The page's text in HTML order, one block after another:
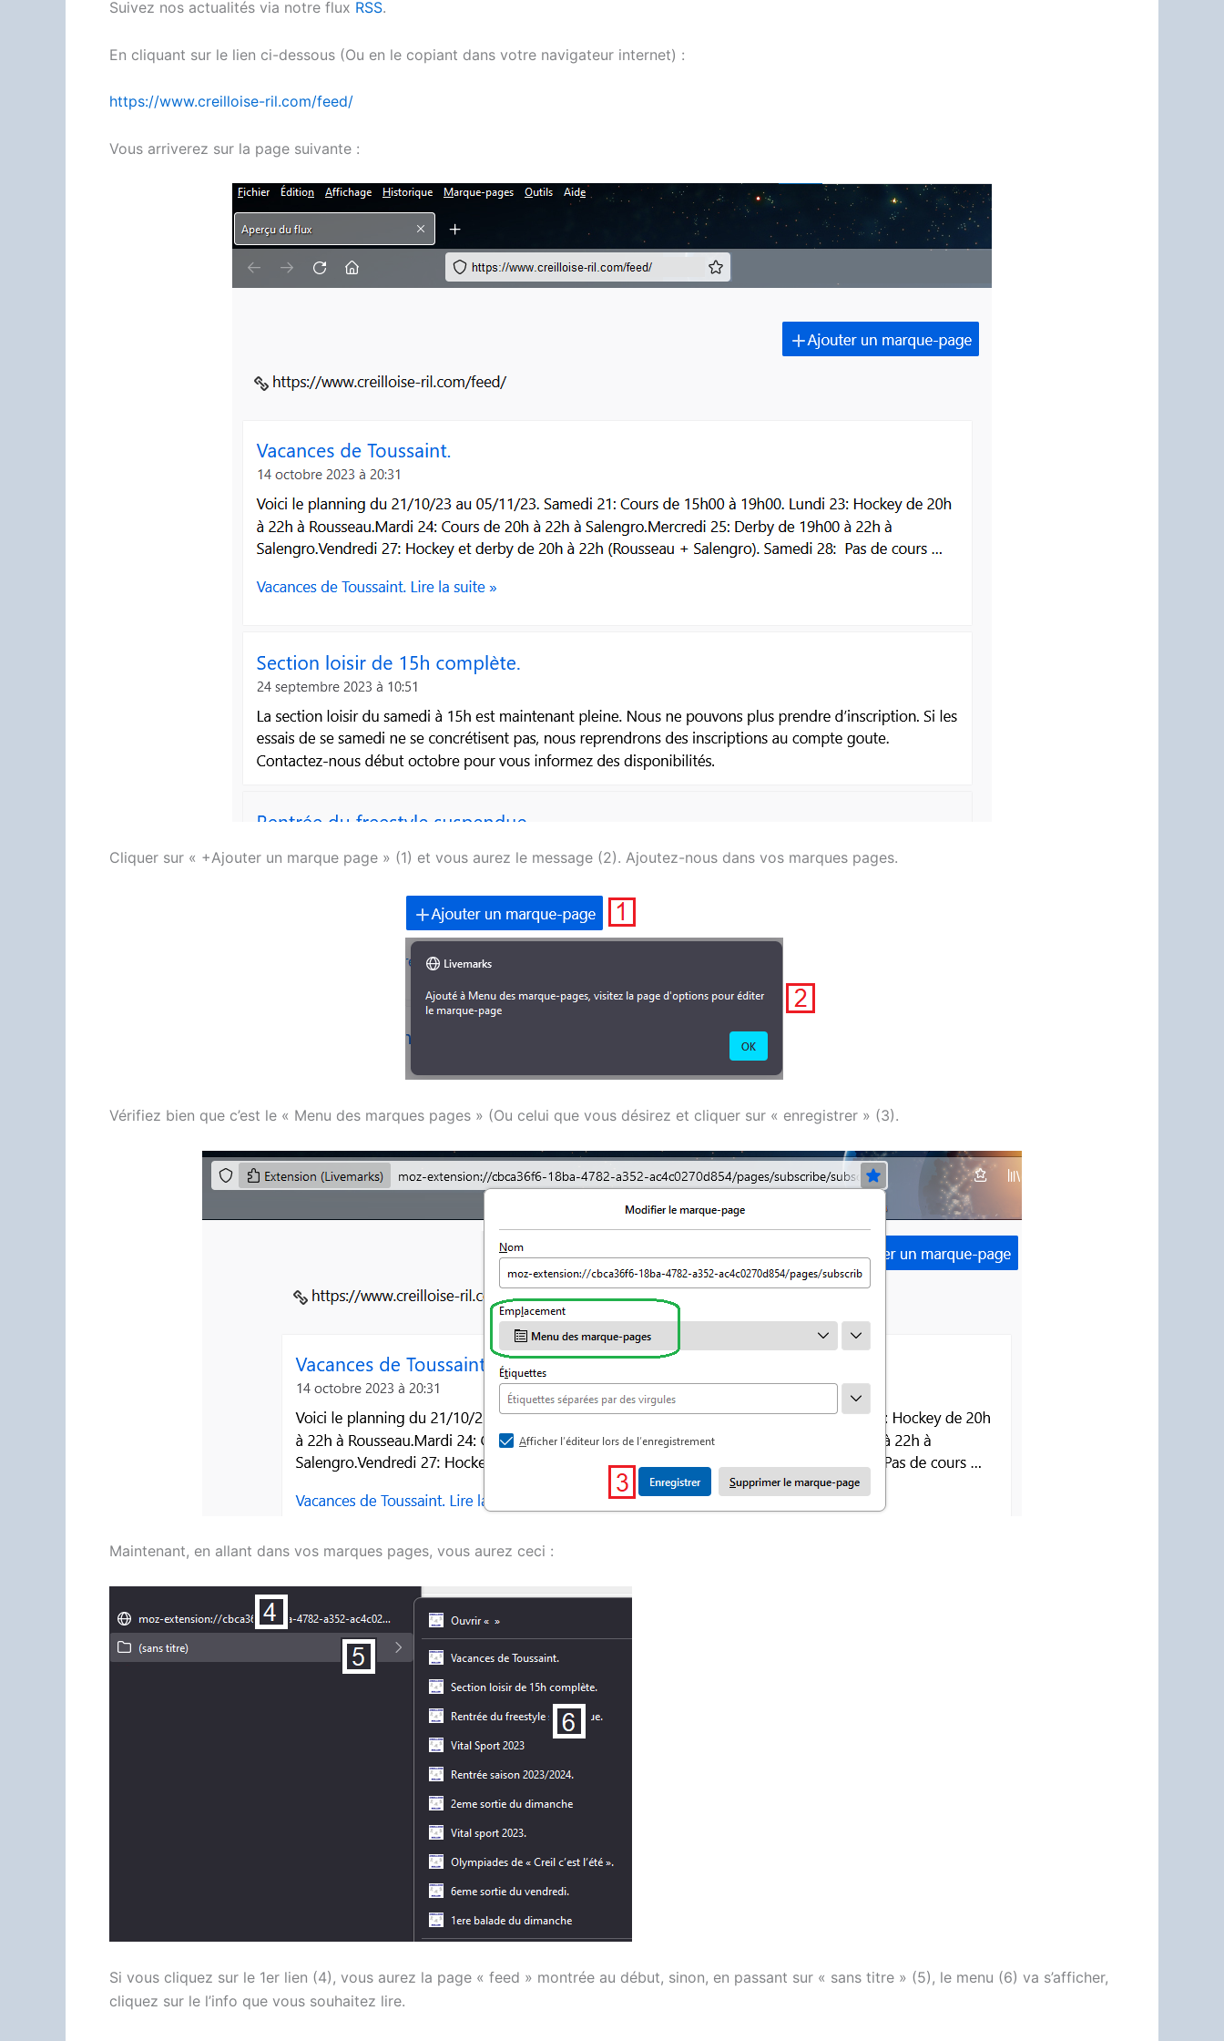
Suivez nos actualités via notre flux RSS.
En cliquant sur le lien ci-dessous (Ou en le copiant dans votre navigateur internet) :
https://www.creilloise-ril.com/feed/
Vous arriverez sur la page suivante :
Cliquer sur « +Ajouter un marque page » (1) et vous aurez le message (2). Ajoutez-nous dans vos marques pages.
Vérifiez bien que c’est le « Menu des marques pages » (Ou celui que vous désirez et cliquer sur « enregistrer » (3).
Maintenant, en allant dans vos marques pages, vous aurez ceci :
Si vous cliquez sur le 1er lien (4), vous aurez la page « feed » montrée au début, sinon, en passant sur « sans titre » (5), le menu (6) va s’afficher,
cliquez sur le l’info que vous souhaitez lire.